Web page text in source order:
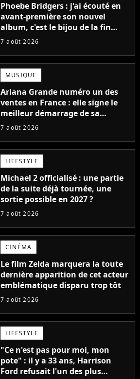
Phoebe Bridgers : j'ai écouté en
avant-première son nouvel
album, c'est le bijou de la fin
d'été
7 août 2026
MUSIQUE
Ariana Grande numéro un des
ventes en France : elle signe le
meilleur démarrage de sa
carrière avec son album Petal
7 août 2026
LIFESTYLE
Michael 2 officialisé : une partie
de la suite déjà tournée, une
sortie possible en 2027 ?
7 août 2026
CINÉMA
Le film Zelda marquera la toute
dernière apparition de cet acteur
emblématique disparu trop tôt
7 août 2026
LIFESTYLE
"Ce n'est pas pour moi, mon
pote" : il y a 33 ans, Harrison
Ford refusait l'un des plus